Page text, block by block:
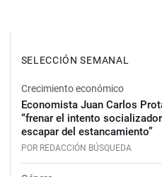
SELECCIÓN SEMANAL
Crecimiento económico
Economista Juan Carlos
“frenar el intento
escapar del estancamiento”
POR REDACCIÓN BÚSQUEDA